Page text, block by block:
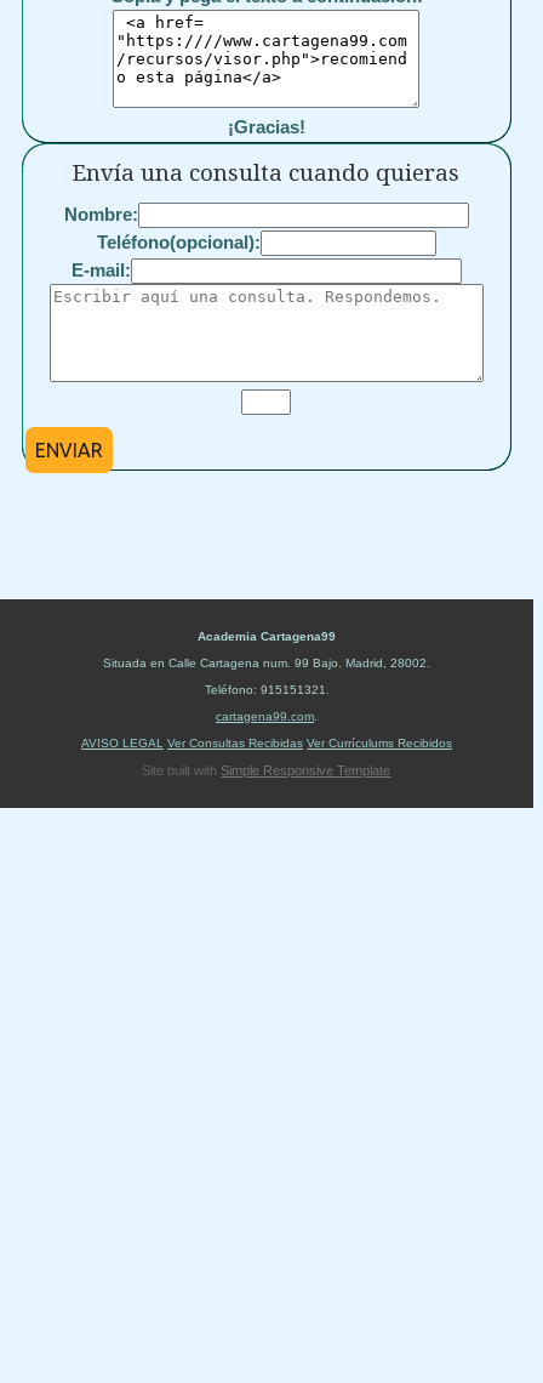
¡Gracias!
Envía una consulta cuando quieras
Nombre:
Teléfono(opcional):
E-mail:
ENVIAR
Academia Cartagena99
Situada en Calle Cartagena num. 99 Bajo Madrid 28002
Teléfono: 915151321
cartagena99.com
AVISO LEGAL
Ver Consultas Recibidas Ver Currículums Recibidos
Site built with Simple Responsive Template